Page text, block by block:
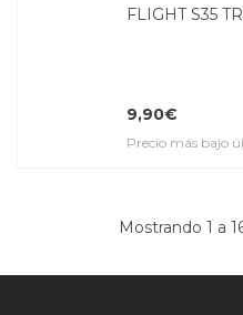
FLIGHT S35
9,90€
Precio más bajo
Mostrando 1 a